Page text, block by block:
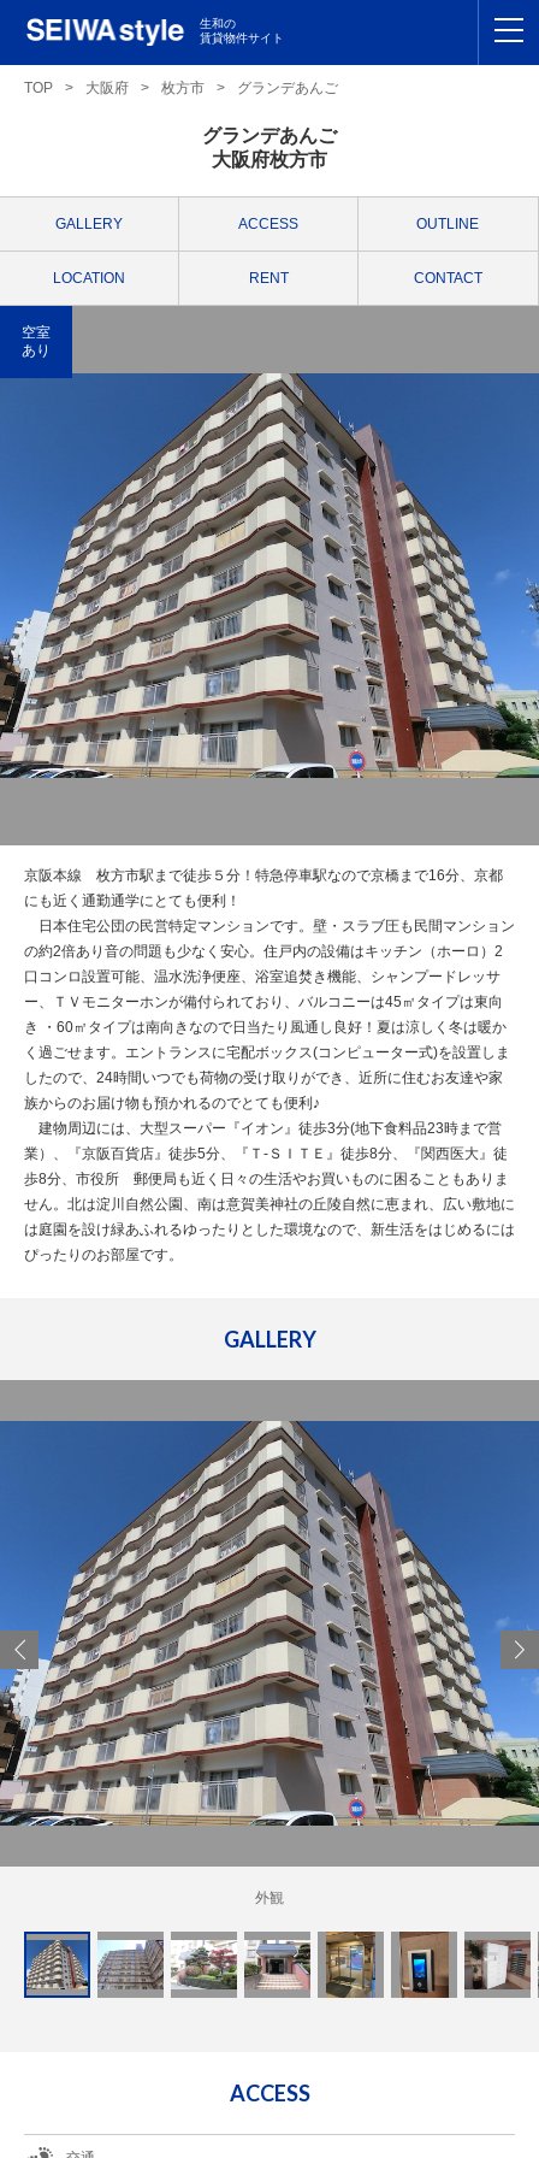
生和の
賃貸物件サイト
TOP
九州
支店一覧
お友達紹介特典
管理建物一覧
企業情報 採用情報
プライバシー
ポリシー
サイトマップ
閉じる
TOP > 大阪府 > 枚方市 > グランデあんご
グランデあんご
大阪府枚方市
GALLERY ACCESS OUTLINE
LOCATION RENT CONTACT
空室
あり
京阪本線 枚方市駅まで徒歩５分！特急停車駅なので京橋まで16分、京都
にも近く通勤通学にとても便利！
日本住宅公団の民営特定マンションです。壁・スラブ圧も民間マンション
の約2倍あり音の問題も少なく安心。住戸内の設備はキッチン（ホーロ）2
口コンロ設置可能、温水洗浄便座、浴室追焚き機能、シャンプードレッサ
ー、ＴＶモニターホンが備付られており、バルコニーは45㎡タイプは東向
き ・60㎡タイプは南向きなので日当たり風通し良好！夏は涼しく冬は暖か
く過ごせます。エントランスに宅配ボックス(コンピューター式)を設置しま
したので、24時間いつでも荷物の受け取りができ、近所に住むお友達や家
族からのお届け物も預かれるのでとても便利♪
建物周辺には、大型スーパー『イオン』徒歩3分(地下食料品23時まで営
業）、『京阪百貨店』徒歩5分、『Ｔ-ＳＩＴＥ』徒歩8分、『関西医大』徒
歩8分、市役所 郵便局も近く日々の生活やお買いものに困ることもありま
せん。北は淀川自然公園、南は意賀美神社の丘陵自然に恵まれ、広い敷地に
は庭園を設け緑あふれるゆったりとした環境なので、新生活をはじめるには
ぴったりのお部屋です。
GALLERY
外観
ACCESS